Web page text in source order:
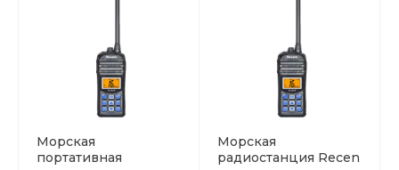
Морская
портативная
Морская
радиостанция Recen